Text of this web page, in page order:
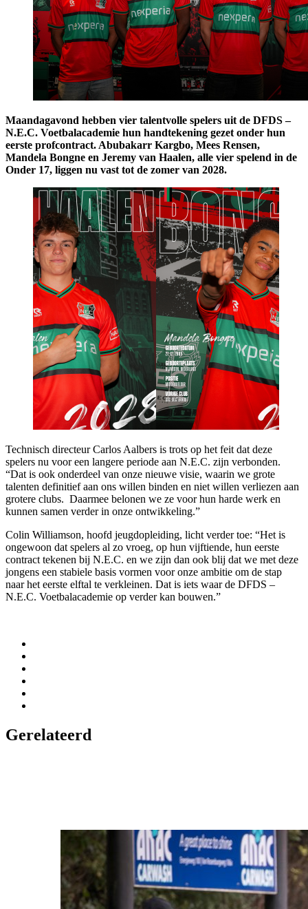
Maandagavond hebben vier talentvolle spelers uit de DFDS –
N.E.C. Voetbalacademie hun handtekening gezet onder hun
eerste profcontract. Abubakarr Kargbo, Mees Rensen,
Mandela Bongne en Jeremy van Haalen, alle vier spelend in de
Onder 17, liggen nu vast tot de zomer van 2028.
Technisch directeur Carlos Aalbers is trots op het feit dat deze
spelers nu voor een langere periode aan N.E.C. zijn verbonden.
“Dat is ook onderdeel van onze nieuwe visie, waarin we grote
talenten definitief aan ons willen binden en niet willen verliezen aan
grotere clubs. Daarmee belonen we ze voor hun harde werk en
kunnen samen verder in onze ontwikkeling.”
Colin Williamson, hoofd jeugdopleiding, licht verder toe: “Het is
ongewoon dat spelers al zo vroeg, op hun vijftiende, hun eerste
contract tekenen bij N.E.C. en we zijn dan ook blij dat we met deze
jongens een stabiele basis vormen voor onze ambitie om de stap
naar het eerste elftal te verkleinen. Dat is iets waar de DFDS –
N.E.C. Voetbalacademie op verder kan bouwen.”
Gerelateerd